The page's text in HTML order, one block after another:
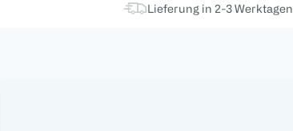
Lieferung in 2-3 Werktagen